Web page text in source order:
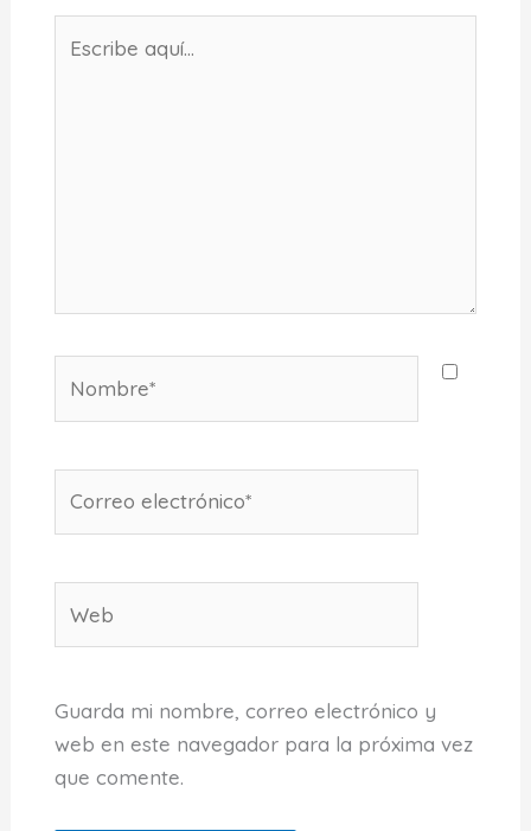
aquí...
electrónico*
Guarda mi nombre, correo electrónico y
web en este navegador para la próxima vez
que comente.